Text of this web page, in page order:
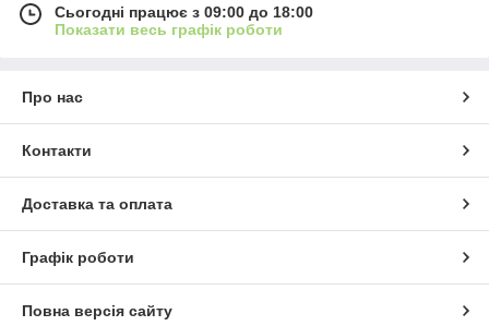
Сьогодні працює з 09:00 до 18:00
Показати весь графік роботи
Про нас
Контакти
Доставка та оплата
Графік роботи
Повна версія сайту